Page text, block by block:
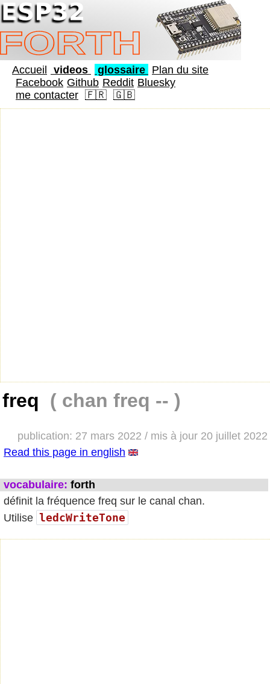
Accueil videos glossaire Plan du site
Facebook Github Reddit Bluesky
me contacter 🇫🇷 🇬🇧
freq ( chan freq -- )
publication: 27 mars 2022 / mis à jour 20 juillet 2022
Read this page in english
vocabulaire: forth
définit la fréquence freq sur le canal chan.
Utilise ledcWriteTone